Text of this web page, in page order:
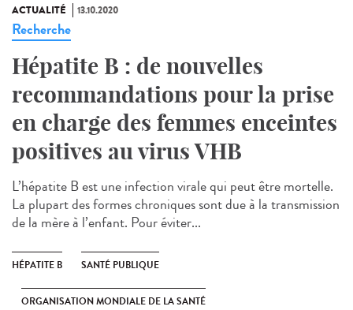
ACTUALITÉ 13.10.2020
Recherche
Hépatite B : de nouvelles
recommandations pour la prise
en charge des femmes enceintes
positives au virus VHB
L’hépatite B est une infection virale qui peut être mortelle.
La plupart des formes chroniques sont due à la transmission
de la mère à l’enfant. Pour éviter...
HÉPATITE B SANTÉ PUBLIQUE
ORGANISATION MONDIALE DE LA SANTÉ